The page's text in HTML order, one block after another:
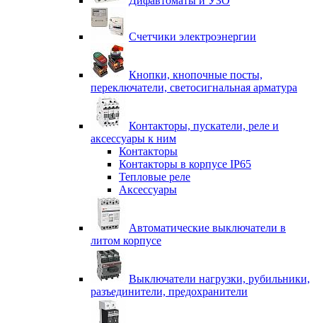
Счетчики электроэнергии
Кнопки, кнопочные посты,
переключатели, светосигнальная арматура
Контакторы, пускатели, реле и
аксессуары к ним
Контакторы
Контакторы в корпусе IP65
Тепловые реле
Аксессуары
Автоматические выключатели в
литом корпусе
Выключатели нагрузки, рубильники,
разъединители, предохранители